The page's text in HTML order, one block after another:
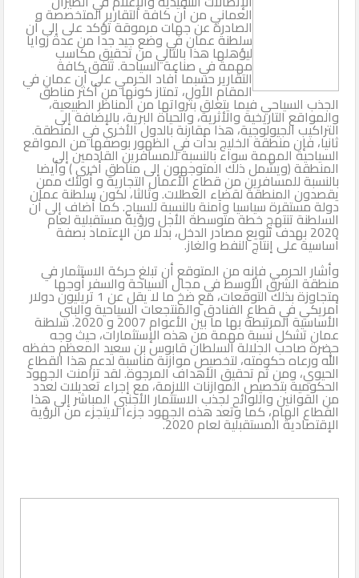
العماني من أن كافة التقارير المتخصصة و
الصادرة عن جهات مرموقة تؤكد على إلى أن
سلطنة عمان في وضع جيد جدا من عدة زوايا
ليؤهلها هذا بالتالي من تحقيق مكاسب
مهمة في صناعة السياحة. تتفق كافة
التقارير حسبما أفاد الحرمي على أن عمان في
المقام الأول، تمتاز كونها من أكثر مناطق
الجذب السياحي فيما يتعلق بثرواتها من المناظر الطبيعية،
والمواقع التاريخية والأثرية، والحياة البرية، بالإضافة إلى
التراكيب الجيولوجية، هذا مقارنة بالدول الأخرى في المنطقة.
ثانيا، فإن منطقة الخليج بدأت في الظهور بوصفها من المواقع
السياحية المهمة سواء بالنسبة للمسافرين القادمين إلى
المنطقة (ويشمل ذلك المتوجهون إلى مناطق أخرى ) وأيضا
بالنسبة للمسافرين من قطاع الأعمال التجارية و أولئك ممن
يقصدون المنطقة لقضاء العطلات. وثالثا، لكون سلطنة عمان
دولة مستقرة سياسيا وآمنة بالنسبة للسياح. كما أضاف إلى أن
السلطنة تنتهج خطة متوسطة الأجل ورؤية مستقبلية لعام
2020 بهدف تنويع مصادر الدخل، بدلا من الإعتماد بصفة
أساسية على إنتاج النفط والغاز.
وأشار الحرمى فإنه من المتوقع أن تبلغ حركة الاستثمار في
منطقة الشرق الأوسط في مجال السياحة والسفر أوجها
متجاوزة بذلك التوقعات، مع ضخ ما لا يقل عن 1 تريليون دولار
أمريكي في قطاع الفنادق والمنتجعات السياحية والبني
الأساسية المرتبطة بها ما بين الأعوام 2007 و 2020. سلطنة
عمان تشكل نسبة مهمة من هذه الإستثمارات، حيث وجه
حضرة صاحب الجلالة السلطان قابوس بن سعيد المعظم حفظه
الله ورعاه حكومته، لتخصيص موازنة مناسبة لدعم هذا القطاع
الحيوي، ومن ثم تحقيق الأهداف المرجوة. لقد تزامنت الجهود
الحكومية بتخصيص الموازنات اللازمة، مع إجراء تعديلات لعدد
من القوانين واللوائح لجذب الاستثمار الأجنبي المباشر إلى هذا
القطاع الهام، كما وتعد هذه الجهود جزءا لايتجزء من الرؤية
الإقتصادية المستقبلية لعام 2020.